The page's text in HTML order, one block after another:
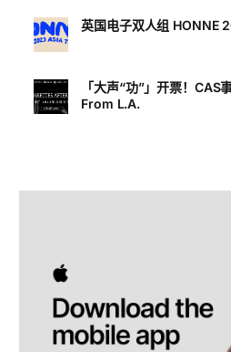
英国电子双人组 HONNE
「大声“功”」开票！
From L.A.